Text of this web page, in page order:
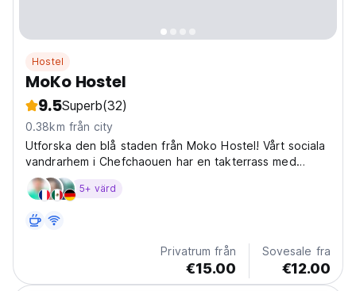
Hostel
MoKo Hostel
9.5Superb(32)
0.38km från city
Utforska den blå staden från Moko Hostel! Vårt sociala
vandrarhem i Chefchaouen har en takterrass med
panoramautsikt. Perfekt för att fördjupa dig i
marockansk kultur. (Auto-translated from original
5+ värd
Privatrum från
€15.00
Sovesale fra
€12.00